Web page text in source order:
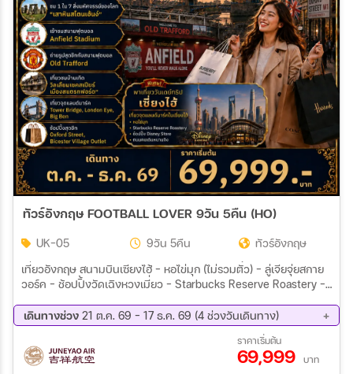
ทัวร์อังกฤษ FOOTBALL LOVER 9วัน 5คืน (HO)
UK-05 9วัน 5คืน
ทัวร์อังกฤษ
เที่ยวอังกฤษ สนามบินเซียงไฮ้ - หอไข่มุก (ไม่รวมตั๋ว) - ลู่เจียจุ่ยสกาย
วอร์ค – ช้อปปิ้งวัดเฉิงหวงเมี่ยว – Starbucks Reserve Roastery –
ถนนคนเดินนานกิง + Pop Mart – ฟลอเรนเทีย เอ้าท์เลท วิลเลจ
เซี่ยงไฮ้ - แมนเชสเตอร์ – ลิเวอร์พูล – สนามแอนฟิลด์ – แมนเชสเตอร์
- สนามฟุตบอล โอลด์ แทรฟฟอร์ท - วิหารแมนเชสเตอร์ สแตรทฟ
อร์ด อัพพอน เอวอน – หมู่บ้านไบบูรี่ - อ็อกฟอร์ด - สวินดอน บาธ – ส
เดินทางช่วง 21 ต.ค. 69 - 17 ธ.ค. 69 (4 ช่วงวันเดินทาง)
23 พ.ย. 69 - 01 ธ.ค. 69
02 ธ.ค. 69 - 10 ธ.ค. 69
09 ธ.ค. 69 - 17 ธ.ค. 69
ราคาเริ่มต้น
69,999 บาท